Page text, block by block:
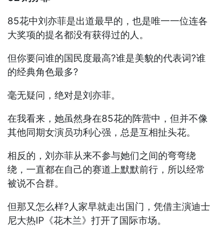
85花中刘亦菲是出道最早的，也是唯一一位连各
大奖项的提名都没有获得过的人。
但你要问谁的国民度最高?谁是美貌的代表词?谁
的经典角色最多?
毫无疑问，绝对是刘亦菲。
在我看来，她虽然身在85花的阵营中，但并不像
其他同期女演员功利心强，总是互相扯头花。
相反的，刘亦菲从来不参与她们之间的弯弯绕
绕，一直都在自己的赛道上默默前行，所以经常
被说不合群。
但那又怎么样?人家早就走出国门，凭借主演迪士
尼大热IP《花木兰》打开了国际市场。